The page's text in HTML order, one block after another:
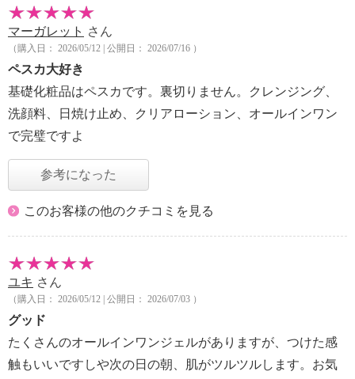
マーガレット さん
（購入日： 2026/05/12 | 公開日： 2026/07/16 ）
ペスカ大好き
基礎化粧品はペスカです。裏切りません。クレンジング、
洗顔料、日焼け止め、クリアローション、オールインワン
で完璧ですよ
参考になった
このお客様の他のクチコミを見る
ユキ さん
（購入日： 2026/05/12 | 公開日： 2026/07/03 ）
グッド
たくさんのオールインワンジェルがありますが、つけた感
触もいいですしや次の日の朝、肌がツルツルします。お気